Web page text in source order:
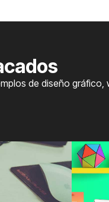
de diseño gráfico,